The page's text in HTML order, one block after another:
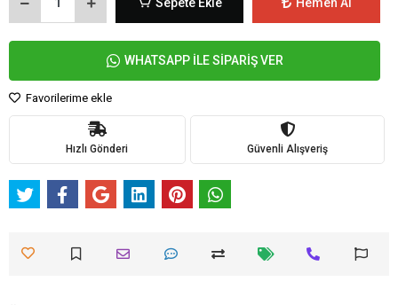
WHATSAPP İLE SİPARİŞ VER
Favorilerime ekle
Hızlı Gönderi Güvenli Alışveriş